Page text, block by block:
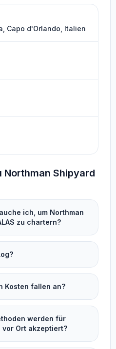
Capo d'Orlando, Italien
Northman Shipyard
ich, um Northman
zu chartern?
Kosten fallen an?
werden für
vor Ort akzeptiert?